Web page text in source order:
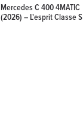
Mercedes C 400 4MATIC
(2026) – L'esprit Classe S